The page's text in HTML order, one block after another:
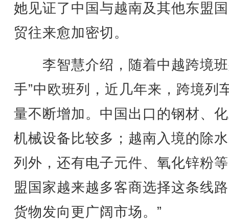
她见证了中国与越南及其他东盟
贸往来愈加密切。
李智慧介绍，随着中越跨境班
手”中欧班列，近几年来，跨境列
量不断增加。中国出口的钢材、
机械设备比较多；越南入境的除
列外，还有电子元件、氧化锌粉
盟国家越来越多客商选择这条线
货物发向更广阔市场。”